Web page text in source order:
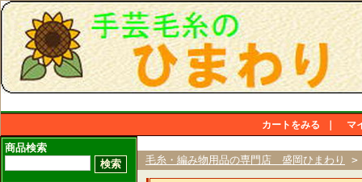
カートをみる マ
商品検索
毛糸・編み物用品の専門店 盛岡ひまわり